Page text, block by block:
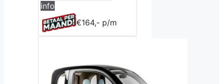
info
€164,- p/m